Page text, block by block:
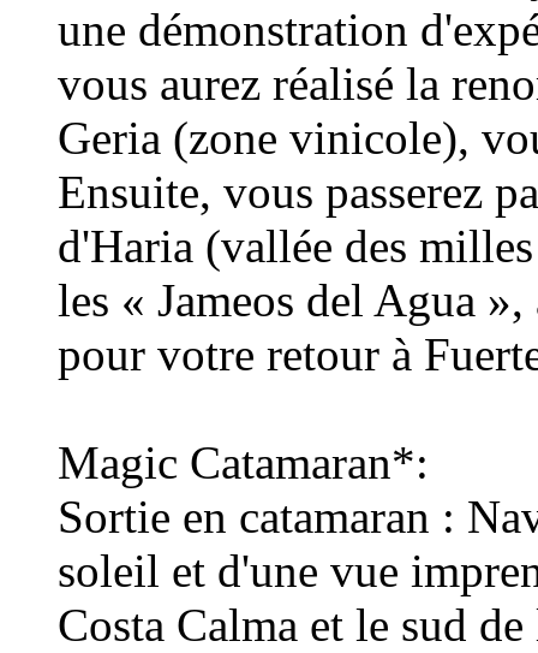
une démonstration
vous aurez réalisé la
Geria (zone vinicole),
Ensuite, vous passerez
d'Haria (vallée des
les « Jameos del Agua
pour votre retour à
Magic Catamaran*:
Sortie en catamaran :
soleil et d'une vue
Costa Calma et le sud